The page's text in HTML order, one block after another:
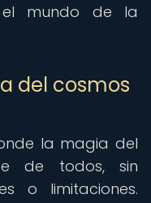
mundo de la
del cosmos
la magia del
de todos, sin
o limitaciones.